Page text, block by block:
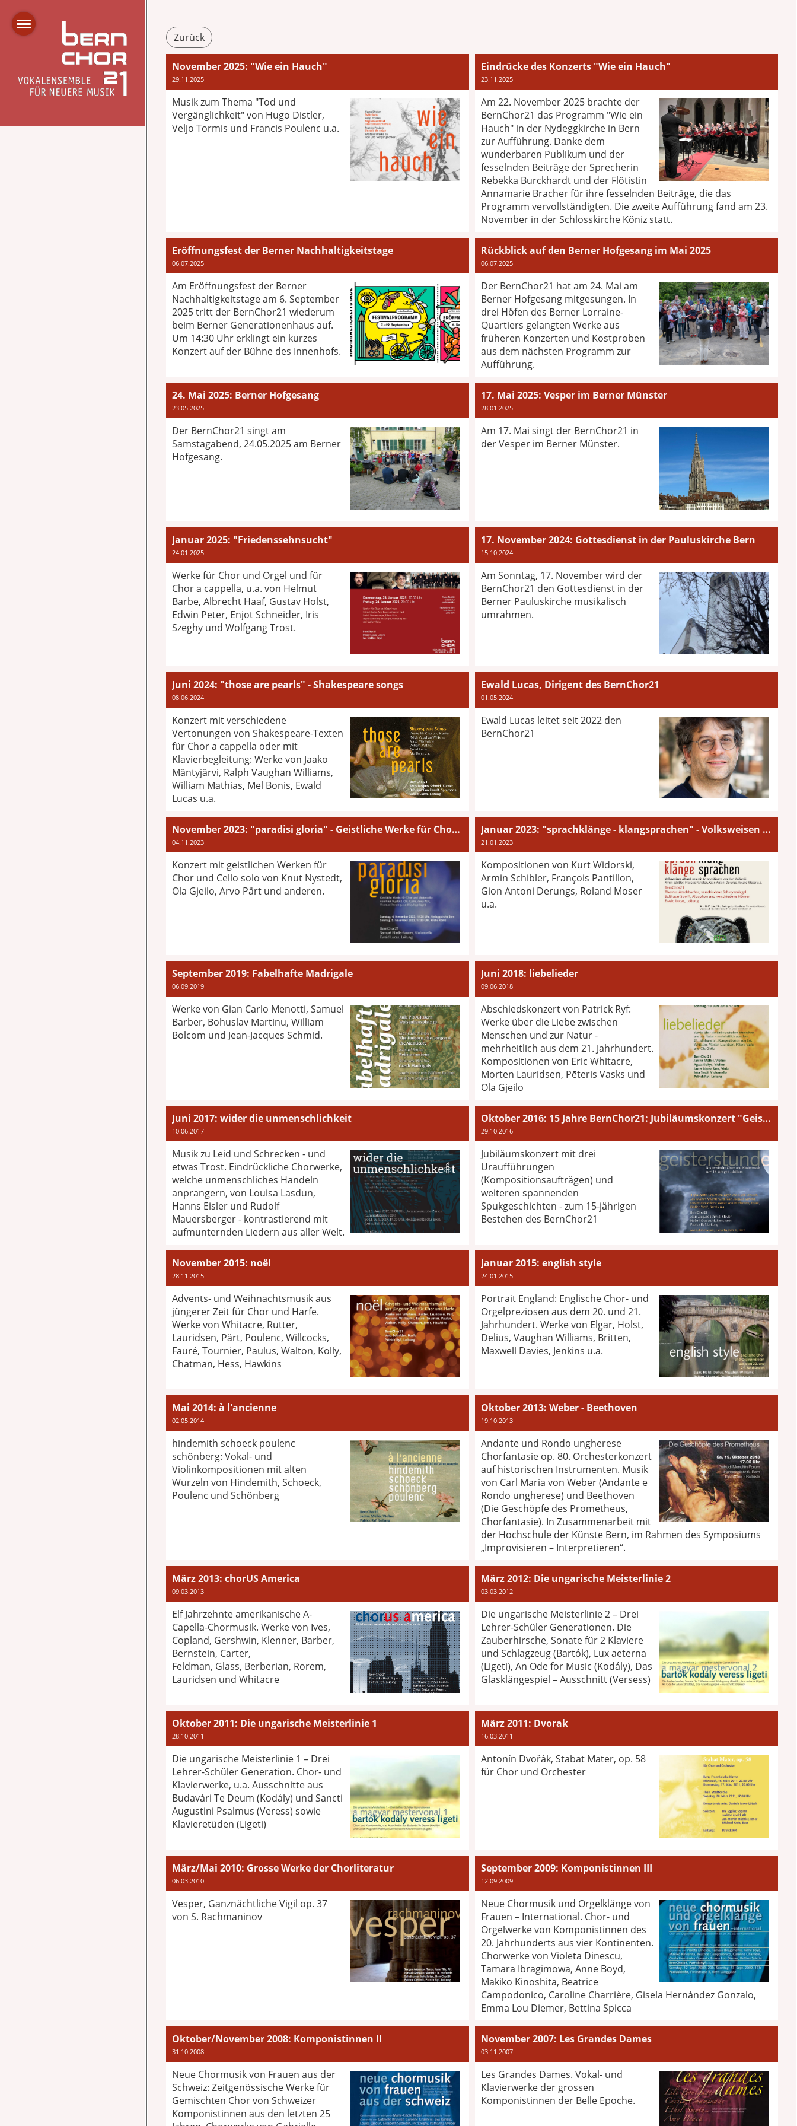
Zurück
November 2025: "Wie ein Hauch"
29.11.2025
Musik zum Thema "Tod und
Vergänglichkeit" von Hugo Distler,
Veljo Tormis und Francis Poulenc u.a.
Eindrücke des Konzerts "Wie ein Hauch"
23.11.2025
Am 22. November 2025 brachte der
BernChor21 das Programm "Wie ein
Hauch" in der Nydeggkirche in Bern
zur Aufführung. Danke dem
wunderbaren Publikum und der
fesselnden Beiträge der Sprecherin
Rebekka Burckhardt und der Flötistin
Annamarie Bracher für ihre fesselnden Beiträge, die das
Programm vervollständigten. Die zweite Aufführung fand am 23.
November in der Schlosskirche Köniz statt.
Eröffnungsfest der Berner Nachhaltigkeitstage
06.07.2025
Am Eröffnungsfest der Berner
Nachhaltigkeitstage am 6. September
2025 tritt der BernChor21 wiederum
beim Berner Generationenhaus auf.
Um 14:30 Uhr erklingt ein kurzes
Konzert auf der Bühne des Innenhofs.
Rückblick auf den Berner Hofgesang im Mai 2025
06.07.2025
Der BernChor21 hat am 24. Mai am
Berner Hofgesang mitgesungen. In
drei Höfen des Berner Lorraine-
Quartiers gelangten Werke aus
früheren Konzerten und Kostproben
aus dem nächsten Programm zur
Aufführung.
24. Mai 2025: Berner Hofgesang
23.05.2025
Der BernChor21 singt am
Samstagabend, 24.05.2025 am Berner
Hofgesang.
17. Mai 2025: Vesper im Berner Münster
28.01.2025
Am 17. Mai singt der BernChor21 in
der Vesper im Berner Münster.
Januar 2025: "Friedenssehnsucht"
24.01.2025
Werke für Chor und Orgel und für
Chor a cappella, u.a. von Helmut
Barbe, Albrecht Haaf, Gustav Holst,
Edwin Peter, Enjot Schneider, Iris
Szeghy und Wolfgang Trost.
17. November 2024: Gottesdienst in der Pauluskirche Bern
15.10.2024
Am Sonntag, 17. November wird der
BernChor21 den Gottesdienst in der
Berner Pauluskirche musikalisch
umrahmen.
Juni 2024: "those are pearls" - Shakespeare songs
08.06.2024
Konzert mit verschiedene
Vertonungen von Shakespeare-Texten
für Chor a cappella oder mit
Klavierbegleitung: Werke von Jaako
Mäntyjärvi, Ralph Vaughan Williams,
William Mathias, Mel Bonis, Ewald
Lucas u.a.
Ewald Lucas, Dirigent des BernChor21
01.05.2024
Ewald Lucas leitet seit 2022 den
BernChor21
November 2023: "paradisi gloria" - Geistliche Werke für Chor und Violoncello
04.11.2023
Konzert mit geistlichen Werken für
Chor und Cello solo von Knut Nystedt,
Ola Gjeilo, Arvo Pärt und anderen.
Januar 2023: "sprachklänge - klangsprachen" - Volksweisen alt und neu
21.01.2023
Kompositionen von Kurt Widorski,
Armin Schibler, François Pantillon,
Gion Antoni Derungs, Roland Moser
u.a.
September 2019: Fabelhafte Madrigale
06.09.2019
Werke von Gian Carlo Menotti, Samuel
Barber, Bohuslav Martinu, William
Bolcom und Jean-Jacques Schmid.
Juni 2018: liebelieder
09.06.2018
Abschiedskonzert von Patrick Ryf:
Werke über die Liebe zwischen
Menschen und zur Natur -
mehrheitlich aus dem 21. Jahrhundert.
Kompositionen von Eric Whitacre,
Morten Lauridsen, Pēteris Vasks und
Ola Gjeilo
Juni 2017: wider die unmenschlichkeit
10.06.2017
Musik zu Leid und Schrecken - und
etwas Trost. Eindrückliche Chorwerke,
welche unmenschliches Handeln
anprangern, von Louisa Lasdun,
Hanns Eisler und Rudolf
Mauersberger - kontrastierend mit
aufmunternden Liedern aus aller Welt.
Oktober 2016: 15 Jahre BernChor21: Jubiläumskonzert "Geisterstunde"
29.10.2016
Jubiläumskonzert mit drei
Uraufführungen
(Kompositionsaufträgen) und
weiteren spannenden
Spukgeschichten - zum 15-jährigen
Bestehen des BernChor21
November 2015: noël
28.11.2015
Advents- und Weihnachtsmusik aus
jüngerer Zeit für Chor und Harfe.
Werke von Whitacre, Rutter,
Lauridsen, Pärt, Poulenc, Willcocks,
Fauré, Tournier, Paulus, Walton, Kolly,
Chatman, Hess, Hawkins
Januar 2015: english style
24.01.2015
Portrait England: Englische Chor- und
Orgelpreziosen aus dem 20. und 21.
Jahrhundert. Werke von Elgar, Holst,
Delius, Vaughan Williams, Britten,
Maxwell Davies, Jenkins u.a.
Mai 2014: à l'ancienne
02.05.2014
hindemith schoeck poulenc
schönberg: Vokal- und
Violinkompositionen mit alten
Wurzeln von Hindemith, Schoeck,
Poulenc und Schönberg
Oktober 2013: Weber - Beethoven
19.10.2013
Andante und Rondo ungherese
Chorfantasie op. 80. Orchesterkonzert
auf historischen Instrumenten. Musik
von Carl Maria von Weber (Andante e
Rondo ungherese) und Beethoven
(Die Geschöpfe des Prometheus,
Chorfantasie). In Zusammenarbeit mit
der Hochschule der Künste Bern, im Rahmen des Symposiums
„Improvisieren – Interpretieren“.
März 2013: chorUS America
09.03.2013
Elf Jahrzehnte amerikanische A-
Capella-Chormusik. Werke von Ives,
Copland, Gershwin, Klenner, Barber,
Bernstein, Carter,
Feldman, Glass, Berberian, Rorem,
Lauridsen und Whitacre
März 2012: Die ungarische Meisterlinie 2
03.03.2012
Die ungarische Meisterlinie 2 – Drei
Lehrer-Schüler Generationen. Die
Zauberhirsche, Sonate für 2 Klaviere
und Schlagzeug (Bartók), Lux aeterna
(Ligeti), An Ode for Music (Kodály), Das
Glasklängespiel – Ausschnitt (Versess)
Oktober 2011: Die ungarische Meisterlinie 1
28.10.2011
Die ungarische Meisterlinie 1 – Drei
Lehrer-Schüler Generation. Chor- und
Klavierwerke, u.a. Ausschnitte aus
Budavári Te Deum (Kodály) und Sancti
Augustini Psalmus (Veress) sowie
Klavieretüden (Ligeti)
März 2011: Dvorak
16.03.2011
Antonín Dvořák, Stabat Mater, op. 58
für Chor und Orchester
März/Mai 2010: Grosse Werke der Chorliteratur
06.03.2010
Vesper, Ganznächtliche Vigil op. 37
von S. Rachmaninov
September 2009: Komponistinnen III
12.09.2009
Neue Chormusik und Orgelklänge von
Frauen – International. Chor- und
Orgelwerke von Komponistinnen des
20. Jahrhunderts aus vier Kontinenten.
Chorwerke von Violeta Dinescu,
Tamara Ibragimowa, Anne Boyd,
Makiko Kinoshita, Beatrice
Campodonico, Caroline Charrière, Gisela Hernández Gonzalo,
Emma Lou Diemer, Bettina Spicca
Oktober/November 2008: Komponistinnen II
31.10.2008
Neue Chormusik von Frauen aus der
Schweiz: Zeitgenössische Werke für
Gemischten Chor von Schweizer
Komponistinnen aus den letzten 25
November 2007: Les Grandes Dames
03.11.2007
Les Grandes Dames. Vokal- und
Klavierwerke der grossen
Komponistinnen der Belle Epoche.